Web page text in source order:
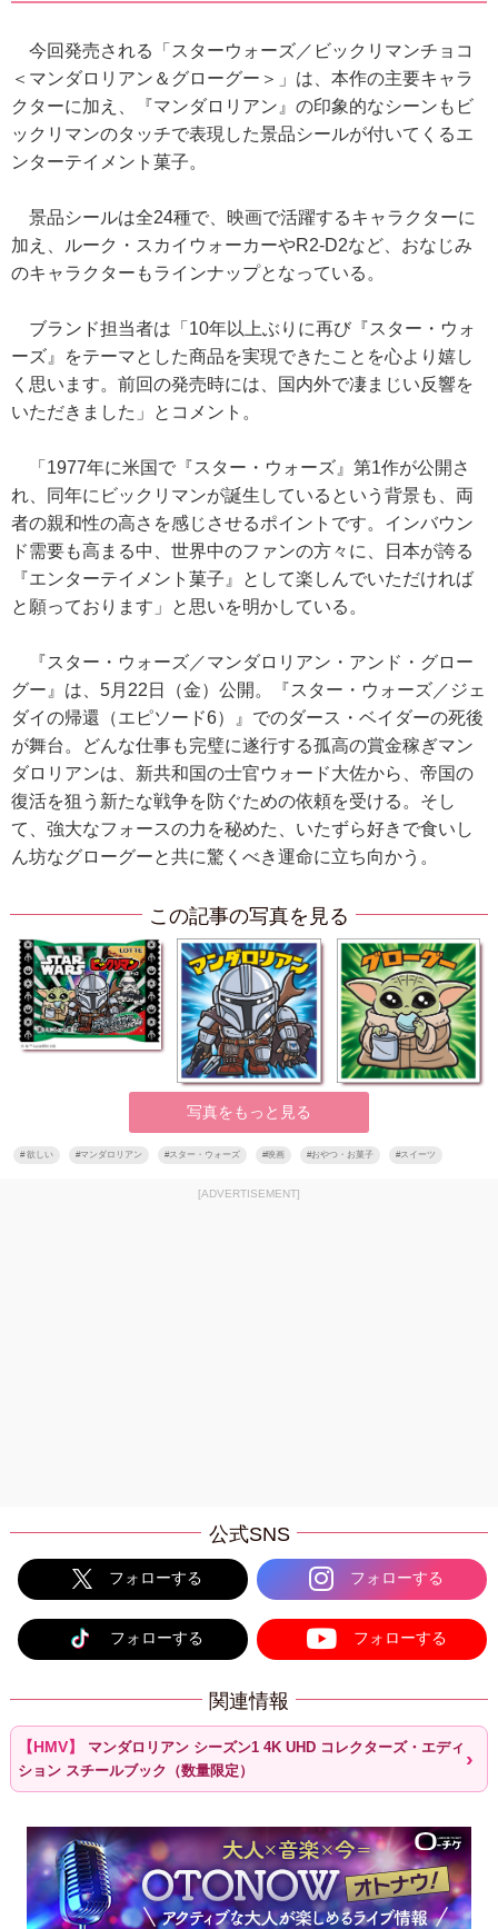
今回発売される「スターウォーズ／ビックリマンチョコ
＜マンダロリアン＆グローグー＞」は、本作の主要キャラ
クターに加え、『マンダロリアン』の印象的なシーンもビ
ックリマンのタッチで表現した景品シールが付いてくるエ
ンターテイメント菓子。
景品シールは全24種で、映画で活躍するキャラクターに
加え、ルーク・スカイウォーカーやR2-D2など、おなじみ
のキャラクターもラインナップとなっている。
ブランド担当者は「10年以上ぶりに再び『スター・ウォ
ーズ』をテーマとした商品を実現できたことを心より嬉し
く思います。前回の発売時には、国内外で凄まじい反響を
いただきました」とコメント。
「1977年に米国で『スター・ウォーズ』第1作が公開さ
れ、同年にビックリマンが誕生しているという背景も、両
者の親和性の高さを感じさせるポイントです。インバウン
ド需要も高まる中、世界中のファンの方々に、日本が誇る
『エンターテイメント菓子』として楽しんでいただければ
と願っております」と思いを明かしている。
『スター・ウォーズ／マンダロリアン・アンド・グロー
グー』は、5月22日（金）公開。『スター・ウォーズ／ジェ
ダイの帰還（エピソード6）』でのダース・ベイダーの死後
が舞台。どんな仕事も完璧に遂行する孤高の賞金稼ぎマン
ダロリアンは、新共和国の士官ウォード大佐から、帝国の
復活を狙う新たな戦争を防ぐための依頼を受ける。そし
て、強大なフォースの力を秘めた、いたずら好きで食いし
ん坊なグローグーと共に驚くべき運命に立ち向かう。
この記事の写真を見る
写真をもっと見る
#欲しい #マンダロリアン #スター・ウォーズ #映画 #おやつ・お菓子 #スイーツ
[ADVERTISEMENT]
公式SNS
フォローする フォローする
フォローする フォローする
関連情報
マンダロリアン シーズン1 4K UHD コレクターズ・エディ
ション スチールブック（数量限定）